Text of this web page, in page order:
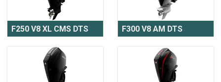
F250 V8 XL CMS DTS F300 V8 AM DTS